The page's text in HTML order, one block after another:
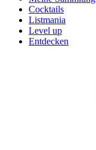
Cocktails
Listmania
Level up
Entdecken